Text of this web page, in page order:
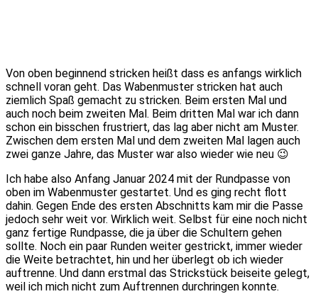
Von oben beginnend stricken heißt dass es anfangs wirklich
schnell voran geht. Das Wabenmuster stricken hat auch
ziemlich Spaß gemacht zu stricken. Beim ersten Mal und
auch noch beim zweiten Mal. Beim dritten Mal war ich dann
schon ein bisschen frustriert, das lag aber nicht am Muster.
Zwischen dem ersten Mal und dem zweiten Mal lagen auch
zwei ganze Jahre, das Muster war also wieder wie neu 😉
Ich habe also Anfang Januar 2024 mit der Rundpasse von
oben im Wabenmuster gestartet. Und es ging recht flott
dahin. Gegen Ende des ersten Abschnitts kam mir die Passe
jedoch sehr weit vor. Wirklich weit. Selbst für eine noch nicht
ganz fertige Rundpasse, die ja über die Schultern gehen
sollte. Noch ein paar Runden weiter gestrickt, immer wieder
die Weite betrachtet, hin und her überlegt ob ich wieder
auftrenne. Und dann erstmal das Strickstück beiseite gelegt,
weil ich mich nicht zum Auftrennen durchringen konnte.